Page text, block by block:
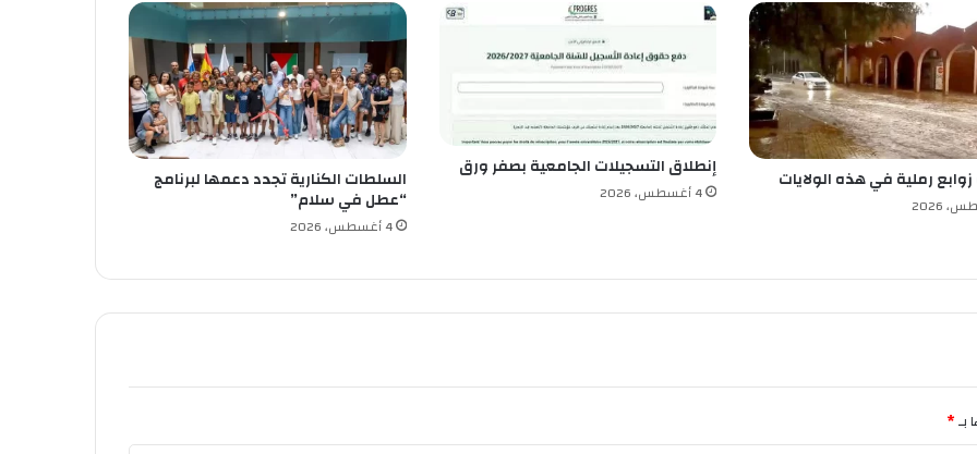
رملية في هذه الولايات إنطلاق التسجيلات الجامعية بصفر ورق
4 أغسطس، 2026 السلطات الكنارية تجدد دعمها لبرنامج
“عطل في سلام”
4 أغسطس، 2026
بـ*